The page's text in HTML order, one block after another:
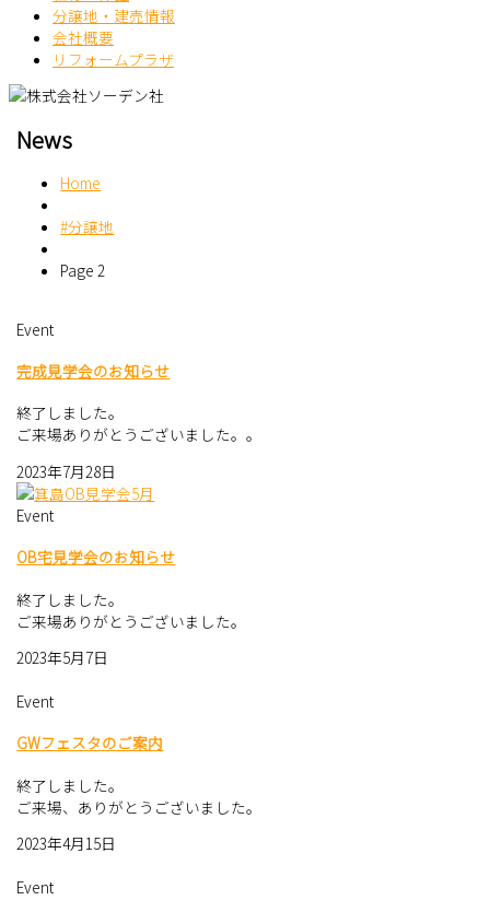
分譲地・建売情報
会社概要
リフォームプラザ
News
Home
#分譲地
Page 2
Event
完成見学会のお知らせ
終了しました。
ご来場ありがとうございました。。
2023年7月28日
Event
OB宅見学会のお知らせ
終了しました。
ご来場ありがとうございました。
2023年5月7日
Event
GWフェスタのご案内
終了しました。
ご来場、ありがとうございました。
2023年4月15日
Event